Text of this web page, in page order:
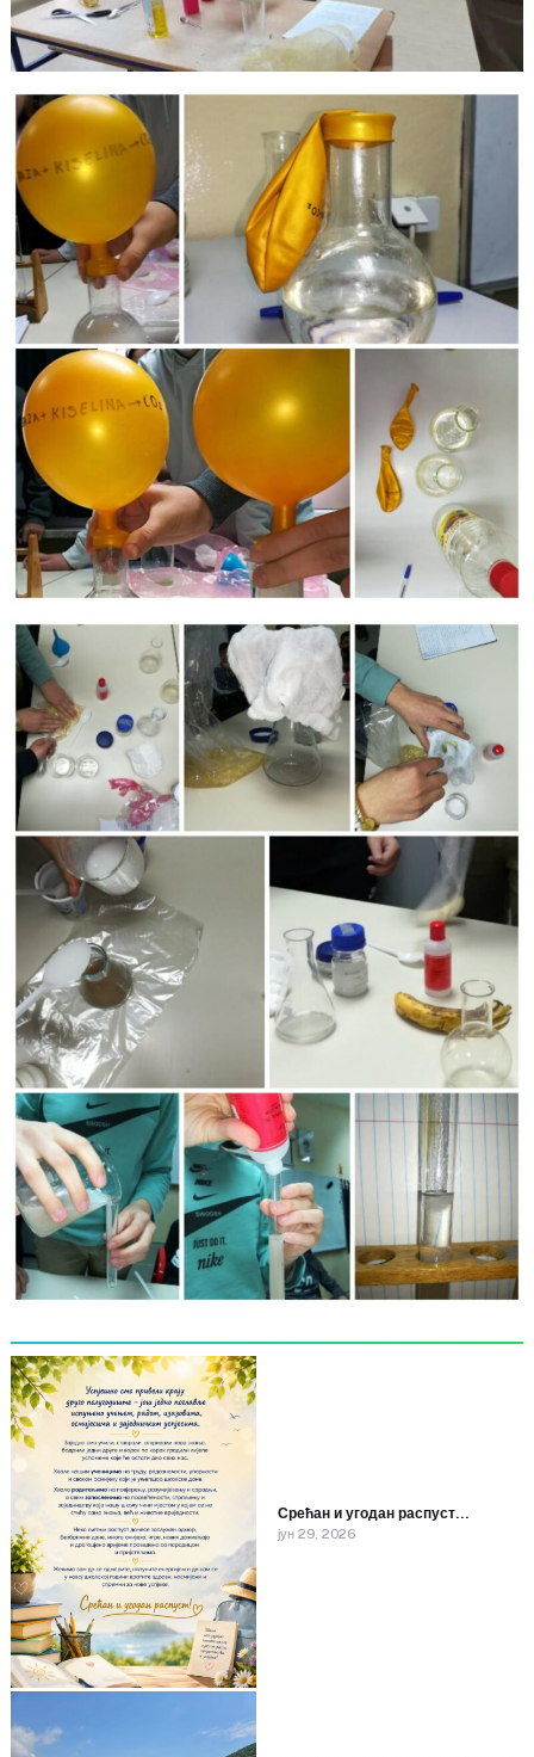
Срећан и угодан распуст…
јун 29, 2026